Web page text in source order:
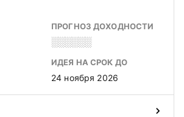
ПРОГНОЗ ДОХОДНОСТИ
░░░░░░
ИДЕЯ НА СРОК ДО
24 ноября 2026